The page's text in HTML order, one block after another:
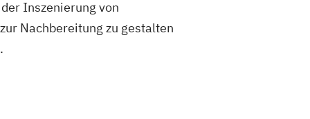
Inszenierung von
Nachbereitung zu gestalten